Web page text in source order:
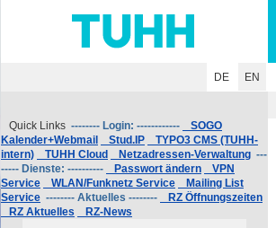
DE EN
Quick Links -------- Login: ------------
SOGO
Kalender+Webmail
Stud.IP
TYPO3 CMS (TUHH-
intern)
TUHH Cloud Netzadressen-Verwaltung ---
----- Dienste: ----------
Passwort ändern
VPN
Service
WLAN/Funknetz Service
Mailing List
Service -------- Aktuelles --------
RZ Öffnungszeiten
RZ Aktuelles
RZ-News